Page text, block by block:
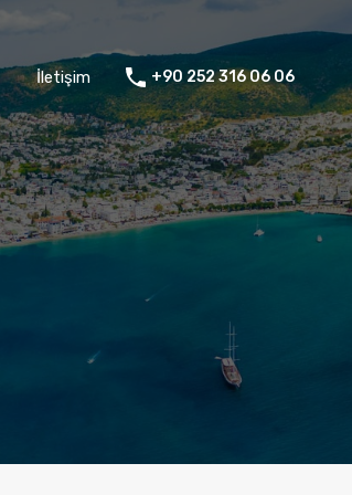
İletişim +90 252 316 06 06